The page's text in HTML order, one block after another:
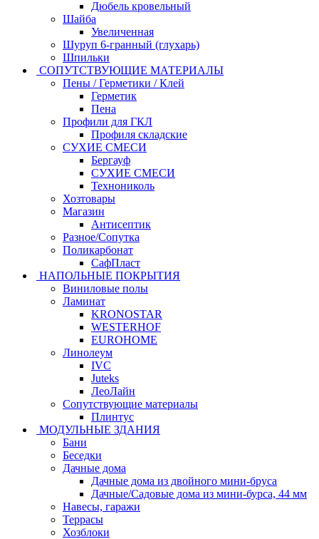
Дюбель кровельный
Шайба
Увеличенная
Шуруп 6-гранный (глухарь)
Шпильки
СОПУТСТВУЮЩИЕ МАТЕРИАЛЫ
Пены / Герметики / Клей
Герметик
Пена
Профили для ГКЛ
Профиля складские
СУХИЕ СМЕСИ
Бергауф
СУХИЕ СМЕСИ
Технониколь
Хозтовары
Магазин
Антисептик
Разное/Сопутка
Поликарбонат
СафПласт
НАПОЛЬНЫЕ ПОКРЫТИЯ
Виниловые полы
Ламинат
KRONOSTAR
WESTERHOF
EUROHOME
Линолеум
IVC
Juteks
ЛеоЛайн
Сопутствующие материалы
Плинтус
МОДУЛЬНЫЕ ЗДАНИЯ
Бани
Беседки
Дачные дома
Дачные дома из двойного мини-бруса
Дачные/Садовые дома из мини-бурса, 44 мм
Навесы, гаражи
Террасы
Хозблоки